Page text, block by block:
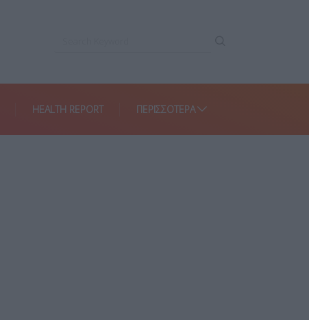
HEALTH REPORT ΠΕΡΙΣΣΌΤΕΡΑ